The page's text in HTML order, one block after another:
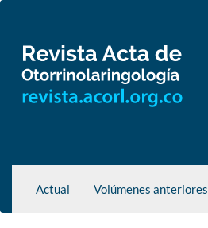
principal
Barra
lateral
Actual Volúmenes anteriores